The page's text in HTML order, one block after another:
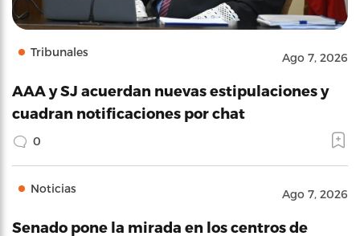
Tribunales Ago 7, 2026
AAA y SJ acuerdan nuevas estipulaciones y
cuadran notificaciones por chat
0
Noticias Ago 7, 2026
Senado pone la mirada en los centros de